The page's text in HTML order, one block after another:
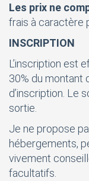
Les prix ne
frais à caractère
INSCRIPTION
L’inscription est
30% du montant
d’inscription. Le
sortie.
Je ne propose
hébergements,
vivement
facultatifs.